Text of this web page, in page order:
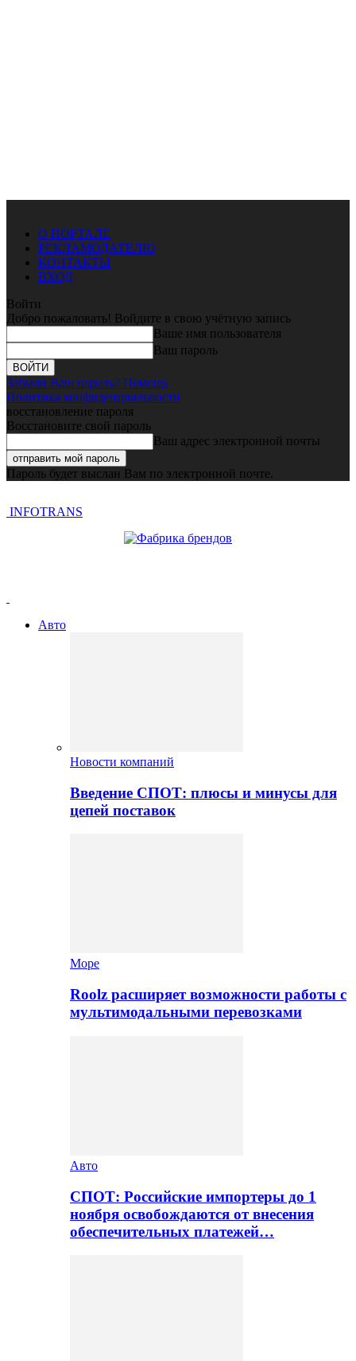
О ПОРТАЛЕ
РЕКЛАМОДАТЕЛЮ
КОНТАКТЫ
ВХОД
Войти
Добро пожаловать! Войдите в свою учётную запись
Ваше имя пользователя
Ваш пароль
Забыли Ваш пароль? Помощь
Политика конфиденциальности
восстановление пароля
Восстановите свой пароль
Ваш адрес электронной почты
Пароль будет выслан Вам по электронной почте.
INFOTRANS
Авто
Новости компаний
Введение СПОТ: плюсы и минусы для
цепей поставок
Море
Roolz расширяет возможности работы с
мультимодальными перевозками
Авто
СПОТ: Российские импортеры до 1
ноября освобождаются от внесения
обеспечительных платежей…